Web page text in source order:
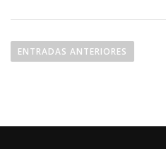
ENTRADAS ANTERIORES